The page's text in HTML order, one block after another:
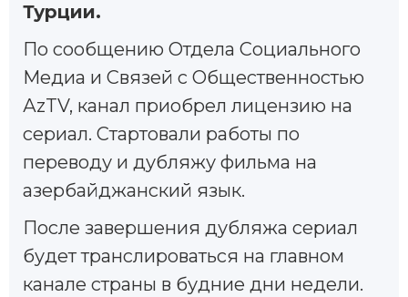
Турции.
По сообщению Отдела Социального
Медиа и Связей с Общественностью
АzTV, канал приобрел лицензию на
сериал. Стартовали работы по
переводу и дубляжу фильма на
азербайджанский язык.
После завершения дубляжа сериал
будет транслироваться на главном
канале страны в будние дни недели.